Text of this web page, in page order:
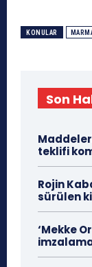
KONULAR
Son
teklifi
Rojin
sürülen
‘Mekke